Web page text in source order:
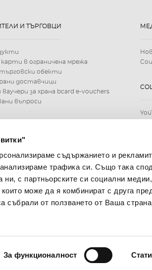
съдържанието и
трафика си. Също така
ни, с партньорските си социални
може да я комбинират с друга
събрали от ползването от Ваша
За функционалност
И ТЪРГОВЦИ
карти в ограничена мрежа
търговски обекти
доставчици
за храна bcard e-vouchers
въпроси
АД 2026